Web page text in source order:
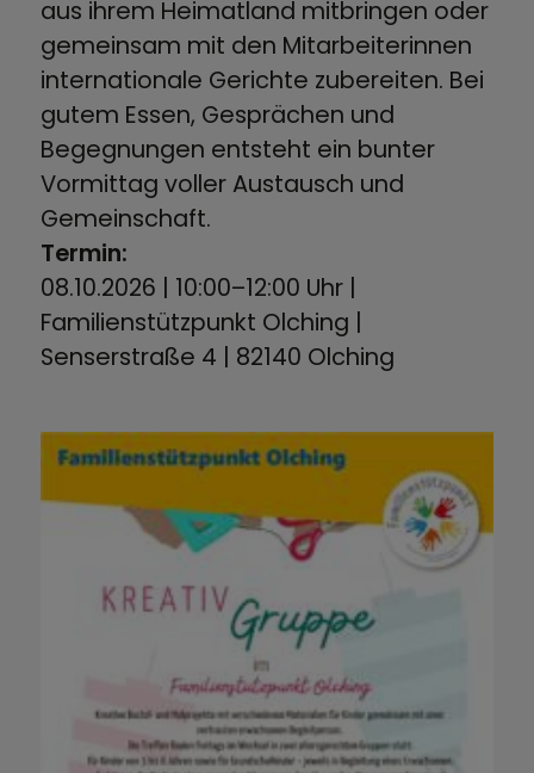
aus ihrem Heimatland mitbringen oder
gemeinsam mit den Mitarbeiterinnen
internationale Gerichte zubereiten. Bei
gutem Essen, Gesprächen und
Begegnungen entsteht ein bunter
Vormittag voller Austausch und
Gemeinschaft.
Termin:
08.10.2026 | 10:00–12:00 Uhr |
Familienstützpunkt Olching |
Senserstraße 4 | 82140 Olching